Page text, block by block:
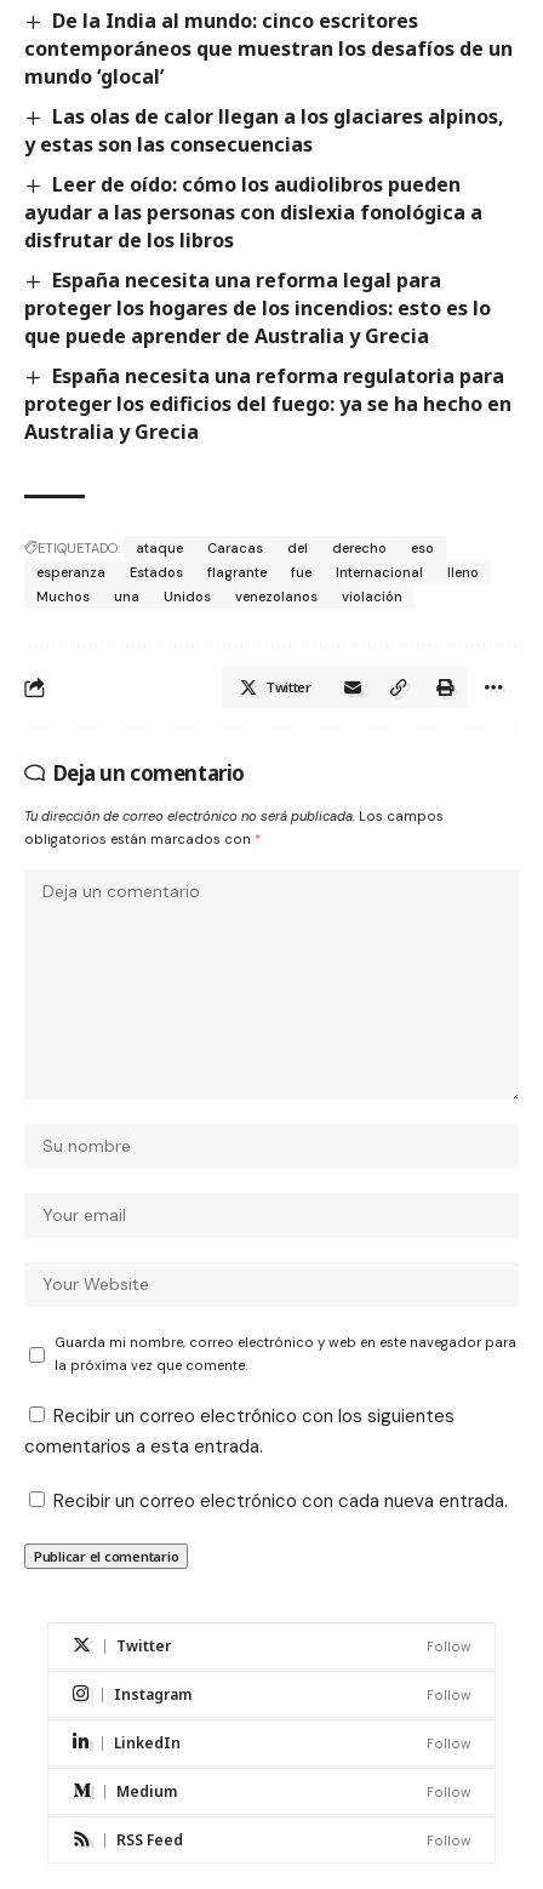
De la India al mundo: cinco escritores
contemporáneos que muestran los desafíos de un
mundo ‘glocal’
Las olas de calor llegan a los glaciares alpinos,
y estas son las consecuencias
Leer de oído: cómo los audiolibros pueden
ayudar a las personas con dislexia fonológica a
disfrutar de los libros
España necesita una reforma legal para
proteger los hogares de los incendios: esto es lo
que puede aprender de Australia y Grecia
España necesita una reforma regulatoria para
proteger los edificios del fuego: ya se ha hecho en
Australia y Grecia
ETIQUETADO: ataque Caracas del derecho
eso
esperanza
Estados flagrante fue Internacional
lleno
Muchos
una Unidos venezolanos violación
Twitter
Deja un comentario
Tu dirección de correo electrónico no será publicada. Los campos
obligatorios están marcados con *
Guarda mi nombre, correo electrónico y web en este navegador para
la próxima vez que comente.
Recibir un correo electrónico con los siguientes
comentarios a esta entrada.
Recibir un correo electrónico con cada nueva entrada.
Twitter Follow
Instagram Follow
LinkedIn Follow
Medium Follow
RSS Feed Follow